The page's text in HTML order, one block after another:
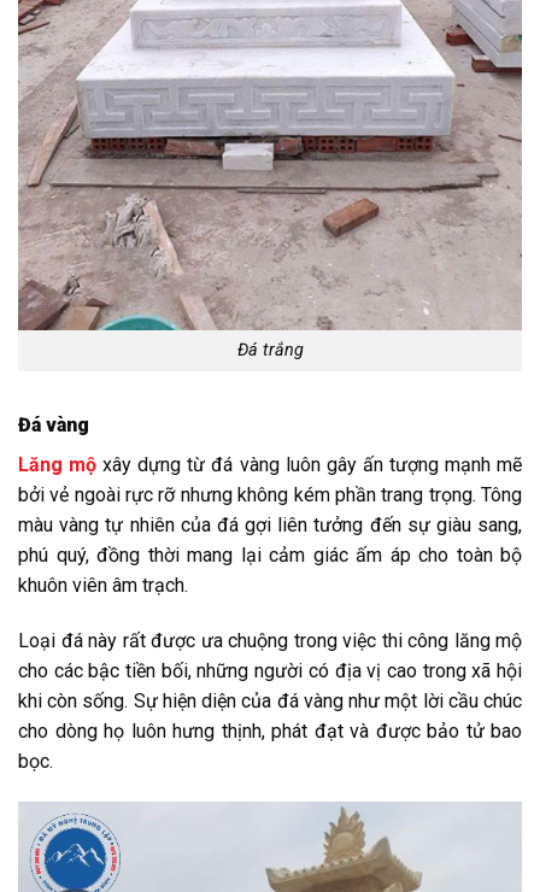
Đá trắng
Đá vàng
Lăng mộ xây dựng từ đá vàng luôn gây ấn tượng mạnh mẽ
bởi vẻ ngoài rực rỡ nhưng không kém phần trang trọng. Tông
màu vàng tự nhiên của đá gợi liên tưởng đến sự giàu sang,
phú quý, đồng thời mang lại cảm giác ấm áp cho toàn bộ
khuôn viên âm trạch.
Loại đá này rất được ưa chuộng trong việc thi công lăng mộ
cho các bậc tiền bối, những người có địa vị cao trong xã hội
khi còn sống. Sự hiện diện của đá vàng như một lời cầu chúc
cho dòng họ luôn hưng thịnh, phát đạt và được bảo tử bao
bọc.